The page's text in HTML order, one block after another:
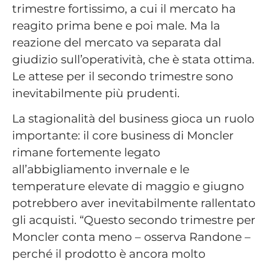
trimestre fortissimo, a cui il mercato ha
reagito prima bene e poi male. Ma la
reazione del mercato va separata dal
giudizio sull’operatività, che è stata ottima.
Le attese per il secondo trimestre sono
inevitabilmente più prudenti.
La stagionalità del business gioca un ruolo
importante: il core business di Moncler
rimane fortemente legato
all’abbigliamento invernale e le
temperature elevate di maggio e giugno
potrebbero aver inevitabilmente rallentato
gli acquisti. “Questo secondo trimestre per
Moncler conta meno – osserva Randone –
perché il prodotto è ancora molto